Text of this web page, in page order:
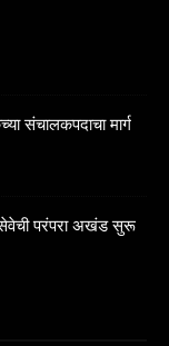
संचालकपदाचा मार्ग
परंपरा अखंड सुरू